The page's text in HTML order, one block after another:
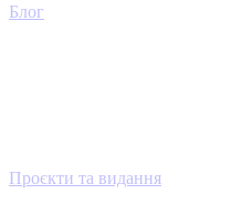
Блог
Проєкти та видання